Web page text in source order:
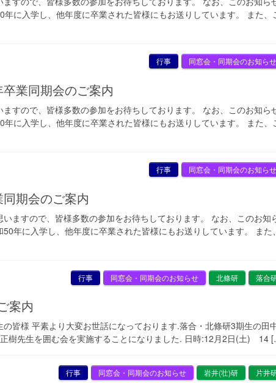
に入学し、他年度に卒業された皆様にもお送りしています。 また、
同窓会・同期会のお知らせ
行事
卒業同期会のご案内
すので、皆様多数の参加をお待ちしております。 なお、このお知ら
に入学し、他年度に卒業された皆様にもお送りしています。 また、
同窓会・同期会のお知らせ
行事
同期会のご案内
ますので、皆様多数の参加をお待ちしております。 なお、このお知
年に入学し、他年度に卒業された皆様にもお送りしています。 また
落合
北條研
同窓会・同期会のお知らせ
行事
案内
皆様 平素より大変お世話になっております.落合・北條研3期生の田
樹先生を囲む会を実施することになりました. 日時:12月2日(土) 14
片井
岩井(壮)研
同窓会・同期会のお知らせ
行事